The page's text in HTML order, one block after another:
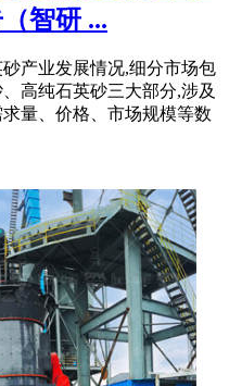
智研 ...
产业发展情况,细分市场包
高纯石英砂三大部分,涉及
量、价格、市场规模等数